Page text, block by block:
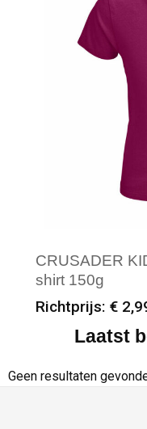
CRUSADER
shirt 150g
Richtprijs: €
Minimale
Laatst
Geen resultaten